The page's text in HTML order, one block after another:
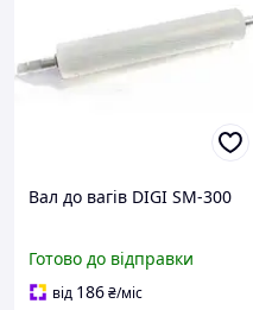
Вал до вагів DIGI SM-300
Готово до відправки
від 186₴/міс